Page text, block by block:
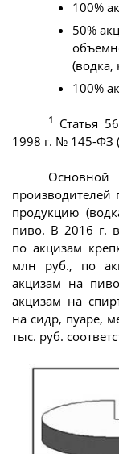
100%
50%
(водка,
100%
1 Статья
1998 г. № 145-ФЗ
Основной
производителей
продукцию
пиво. В 2016 г.
по акцизам
млн руб., по
акцизам на
акцизам на
на сидр, пуаре,
тыс. руб.